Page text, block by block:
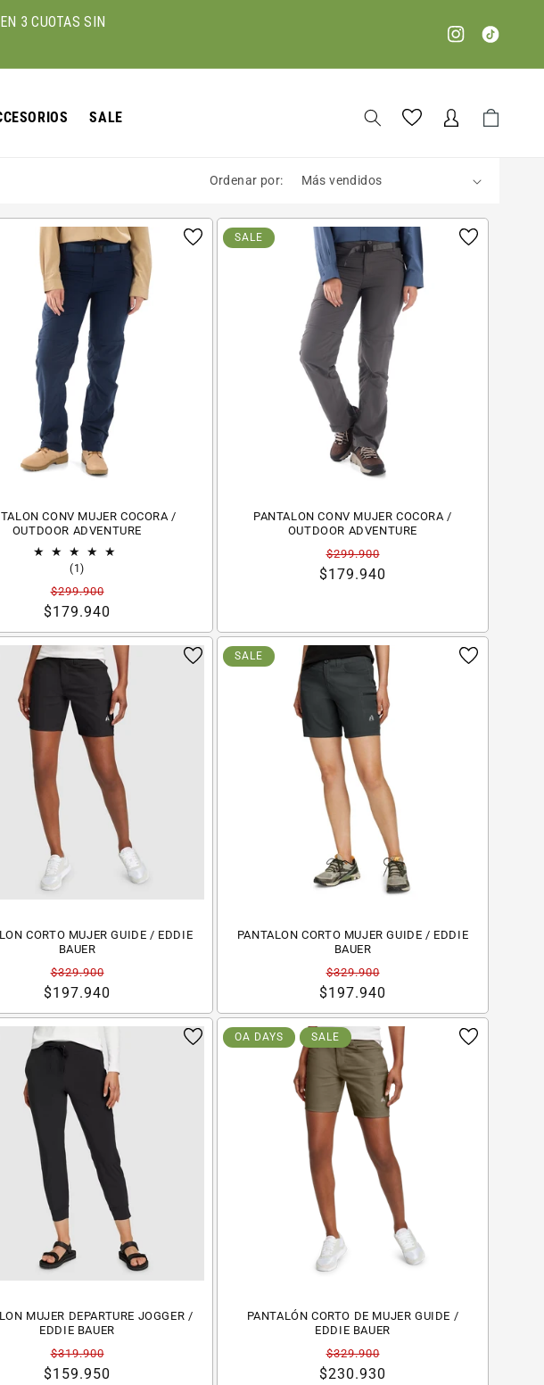
3 CUOTAS SIN
SALE
sesión
Carrito
Ordenar por:
CONV MUJER COCORA /
OUTDOOR ADVENTURE
(1)
totales
Precio
habitual
$299.900
Precio
de
oferta
$179.940
SALE
PANTALON CONV MUJER COCORA /
OUTDOOR ADVENTURE
Precio
habitual
$299.900
Precio
de
$179.940
CORTO MUJER GUIDE / EDDIE
BAUER
Precio
habitual
$329.900
Precio
de
oferta
$197.940
SALE
PANTALON CORTO MUJER GUIDE / EDDIE
BAUER
Precio
habitual
$329.900
Precio
de
oferta
$197.940
MUJER DEPARTURE JOGGER /
EDDIE BAUER
Precio
habitual
$319.900
Precio
de
$159.950
OA DAYS SALE
PANTALÓN CORTO DE MUJER GUIDE /
EDDIE BAUER
Precio
habitual
$329.900
Precio
de
$230.930